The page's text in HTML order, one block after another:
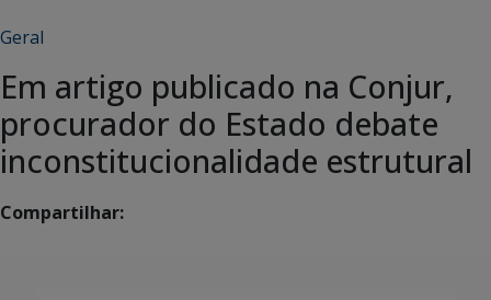
Geral
Em artigo publicado na Conjur,
procurador do Estado debate
inconstitucionalidade estrutural
Compartilhar: